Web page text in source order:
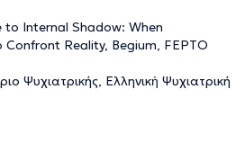
to Internal Shadow: When
Confront Reality, Begium, FEPTO
Ψυχιατρικής, Ελληνικἠ Ψυχιατρική